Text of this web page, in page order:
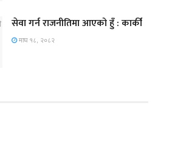
सेवा गर्न राजनीतिमा आएको हुँ : कार्की
माघ १८, २०८२